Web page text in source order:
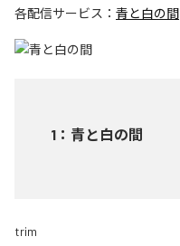
各配信サービス： 青と白の間
1 ： 青と白の間
trim